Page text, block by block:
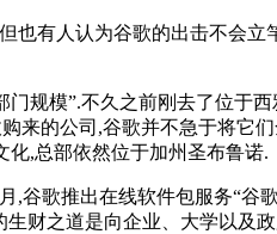
有人认为谷歌的出击不会立
规模”.不久之前刚去了位于
来的公司,谷歌并不急于将它
化,总部依然位于加州圣布鲁诺.
歌推出在线软件包服务“谷
财之道是向企业、大学以及